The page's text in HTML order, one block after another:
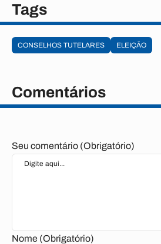
Tags
CONSELHOS TUTELARES ELEIÇÃO
Comentários
Seu comentário (Obrigatório)
Nome (Obrigatório)